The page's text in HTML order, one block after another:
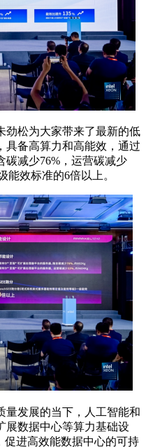
松为大家带来了最新的低
具备高算力和高能效，通过
碳减少76%，运营碳减少
能效标准的6倍以上。
发展的当下，人工智能和
展数据中心等算力基础设
促进高效能数据中心的可持